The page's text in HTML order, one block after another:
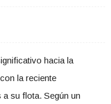
hacia la
la reciente
su flota. Según un